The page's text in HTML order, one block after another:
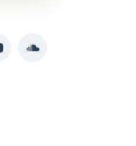
Soundcloud